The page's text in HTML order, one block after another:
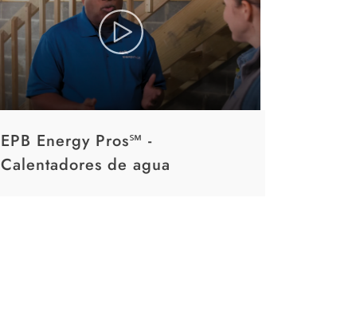
EPB Energy Pros℠ -
Calentadores de agua